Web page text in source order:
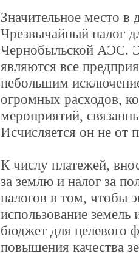
Значительное место в
Чрезвычайный налог
Чернобыльской АЭС.
являются все
небольшим
огромных расходов,
мероприятий,
Исчисляется он не от
К числу платежей,
за землю и налог за
налогов в том, чтобы
использование
бюджет для целевого
повышения качества